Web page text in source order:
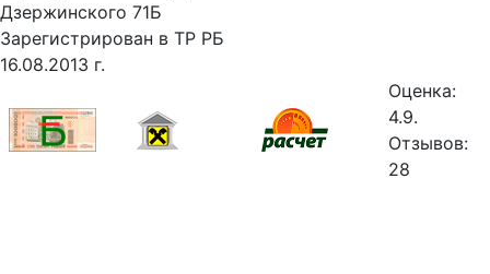
Дзержинского 71Б
Зарегистрирован в ТР РБ
16.08.2013 г.
Оценка:
4.9.
Отзывов:
28